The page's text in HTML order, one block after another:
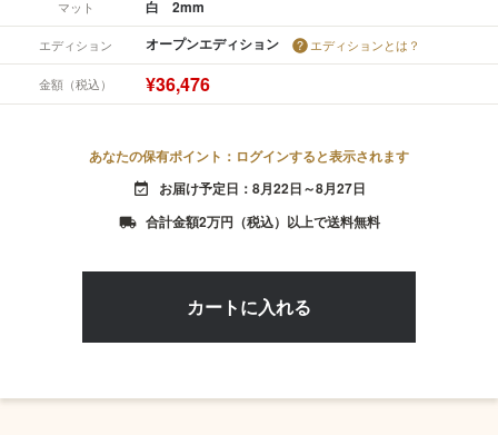
マット 白 2mm
エディション オープンエディション エディションとは？
金額（税込） ¥36,476
あなたの保有ポイント：ログインすると表示されます
event_available お届け予定日：8月22日～8月27日
local_shipping 合計金額2万円（税込）以上で送料無料